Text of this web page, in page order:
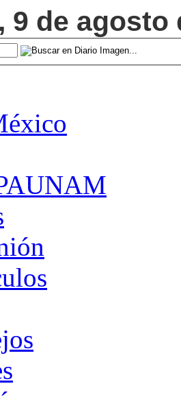
9 de agosto